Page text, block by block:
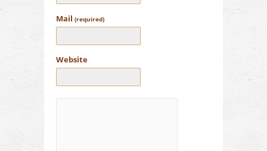
Mail (required)
Website